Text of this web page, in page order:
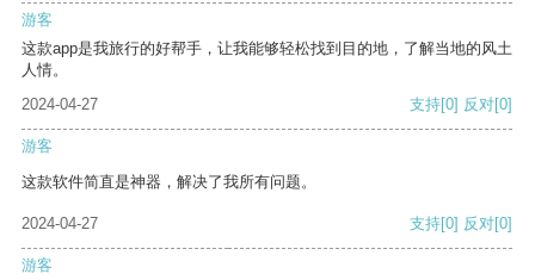
游客
这款app是我旅行的好帮手，让我能够轻松找到目的地，了解当地的风土
人情。
2024-04-27
支持[0] 反对[0]
游客
这款软件简直是神器，解决了我所有问题。
2024-04-27 支持[0] 反对[0]
游客